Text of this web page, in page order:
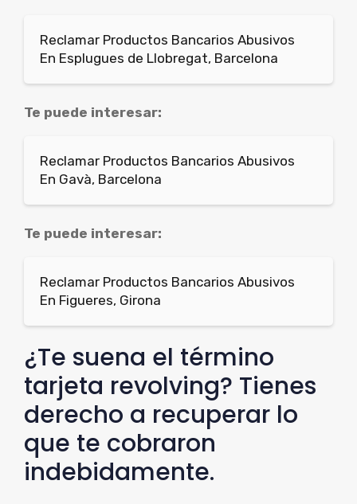
Reclamar Productos Bancarios Abusivos
En Esplugues de Llobregat, Barcelona
Te puede interesar:
Reclamar Productos Bancarios Abusivos
En Gavà, Barcelona
Te puede interesar:
Reclamar Productos Bancarios Abusivos
En Figueres, Girona
¿Te suena el término
tarjeta revolving? Tienes
derecho a recuperar lo
que te cobraron
indebidamente.